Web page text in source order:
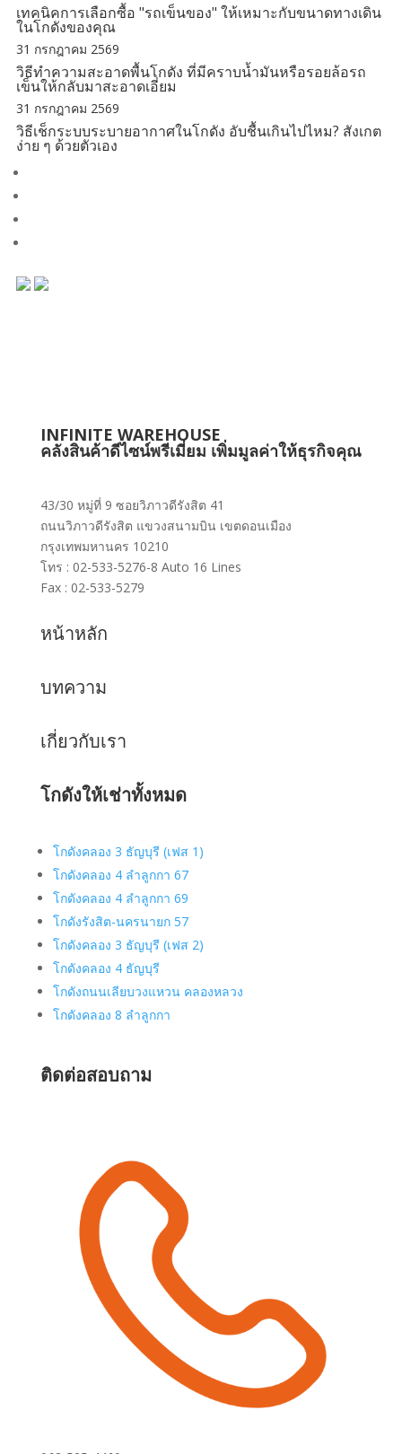
เทคนิคการเลือกซื้อ "รถเข็นของ" ให้เหมาะกับขนาดทางเดิน
ในโกดังของคุณ
31 กรกฎาคม 2569
วิธีทำความสะอาดพื้นโกดัง ที่มีคราบน้ำมันหรือรอยล้อรถ
เข็นให้กลับมาสะอาดเอี่ยม
31 กรกฎาคม 2569
วิธีเช็กระบบระบายอากาศในโกดัง อับชื้นเกินไปไหม? สังเกต
ง่าย ๆ ด้วยตัวเอง
INFINITE WAREHOUSE
คลังสินค้าดีไซน์พรีเมี่ยม เพิ่มมูลค่าให้ธุรกิจคุณ
43/30 หมู่ที่ 9 ซอยวิภาวดีรังสิต 41
ถนนวิภาวดีรังสิต แขวงสนามบิน เขตดอนเมือง
กรุงเทพมหานคร 10210
โทร : 02-533-5276-8 Auto 16 Lines
Fax : 02-533-5279
หน้าหลัก
บทความ
เกี่ยวกับเรา
โกดังให้เช่าทั้งหมด
โกดังคลอง 3 ธัญบุรี (เฟส 1)
โกดังคลอง 4 ลำลูกกา 67
โกดังคลอง 4 ลำลูกกา 69
โกดังรังสิต-นครนายก 57
โกดังคลอง 3 ธัญบุรี (เฟส 2)
โกดังคลอง 4 ธัญบุรี
โกดังถนนเลียบวงแหวน คลองหลวง
โกดังคลอง 8 ลำลูกกา
ติดต่อสอบถาม